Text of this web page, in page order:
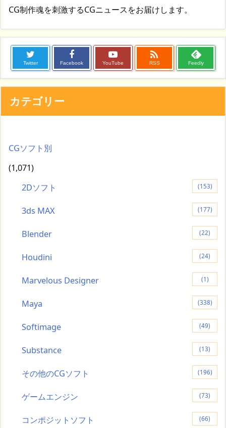
CG制作魂を刺激するCGニュースをお届けします。
Twitter Facebook YouTube

RSS Feedly
カテゴリー
CGソフト別
(1,071)
2Dソフト
(153)
3ds MAX (177)
Blender (22)
Houdini (24)
Marvelous Designer (1)
Maya (338)
Softimage (49)
Substance (13)
その他のCGソフト (196)
ゲームエンジン (73)
コンポジットソフト (66)